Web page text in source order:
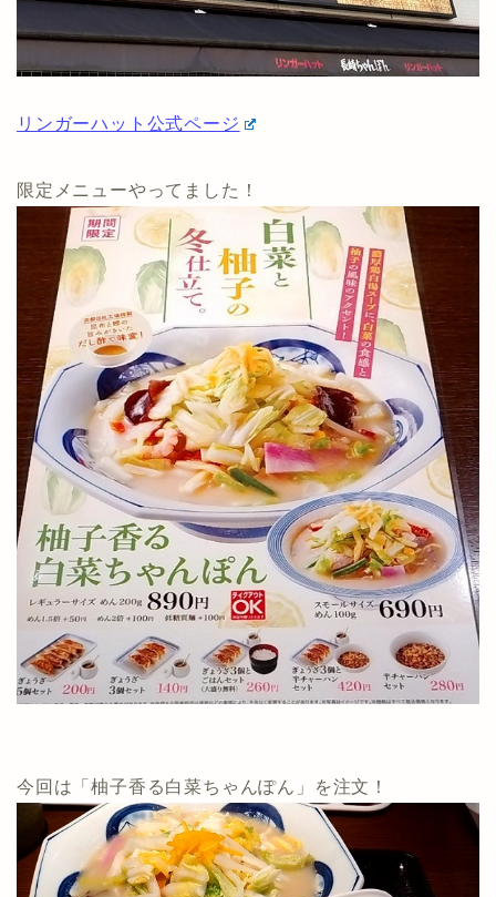
リンガーハット公式ページ
限定メニューやってました！
今回は「柚子香る白菜ちゃんぽん」を注文！